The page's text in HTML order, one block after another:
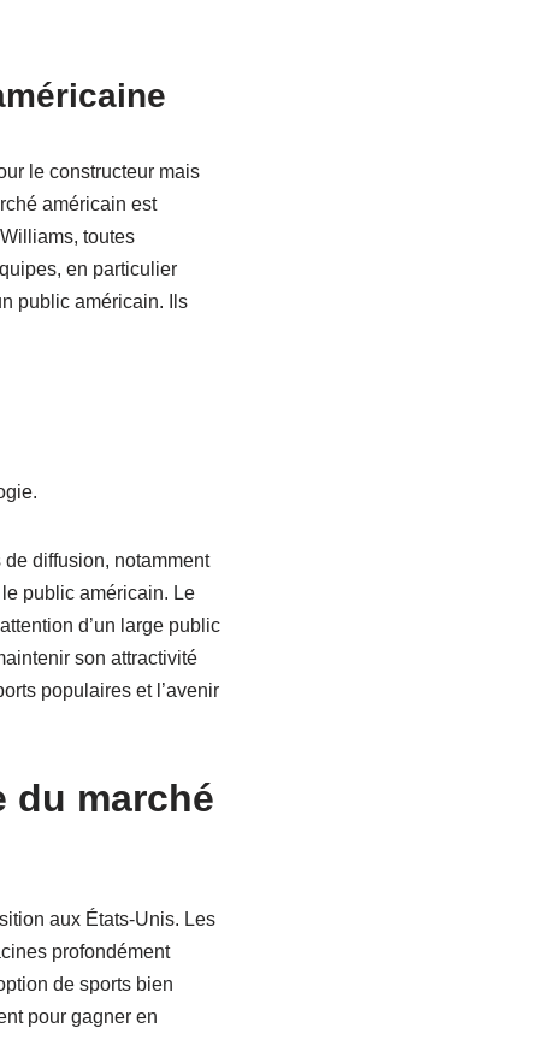
le constructeur mais
américain est
toutes
en particulier
public américain. Ils
diffusion, notamment
public américain. Le
d’un large public
son attractivité
populaires et l’avenir
du marché
aux États-Unis. Les
profondément
de sports bien
pour gagner en